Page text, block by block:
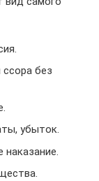
без
убыток.